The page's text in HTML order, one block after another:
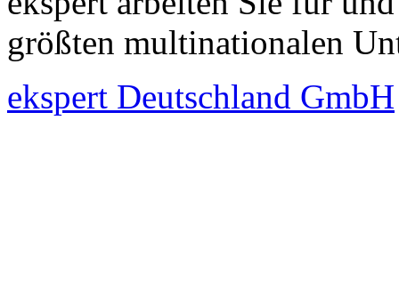
größten multinationalen
ekspert Deutschland GmbH